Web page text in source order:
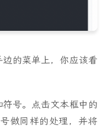
的菜单上，你应该看
号。点击文本框中的
做同样的处理，并将